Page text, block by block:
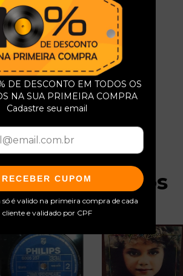
DE DESCONTO EM TODOS OS
NA SUA PRIMEIRA COMPRA
Cadastre seu email
RECEBER CUPOM
só é valido na primeira compra de cada
cliente e validado por CPF
relacionados